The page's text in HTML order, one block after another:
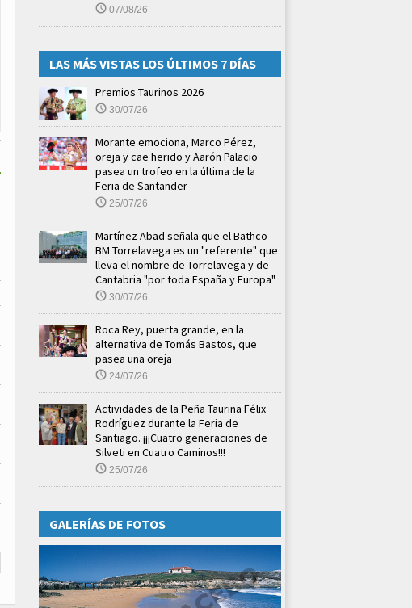
07/08/26
LAS MÁS VISTAS LOS ÚLTIMOS 7 DÍAS
Premios Taurinos 2026
30/07/26
Morante emociona, Marco Pérez,
oreja y cae herido y Aarón Palacio
pasea un trofeo en la última de la
Feria de Santander
25/07/26
Martínez Abad señala que el Bathco
BM Torrelavega es un "referente" que
lleva el nombre de Torrelavega y de
Cantabria "por toda España y Europa"
30/07/26
Roca Rey, puerta grande, en la
alternativa de Tomás Bastos, que
pasea una oreja
24/07/26
Actividades de la Peña Taurina Félix
Rodríguez durante la Feria de
Santiago. ¡¡¡Cuatro generaciones de
Silveti en Cuatro Caminos!!!
25/07/26
GALERÍAS DE FOTOS